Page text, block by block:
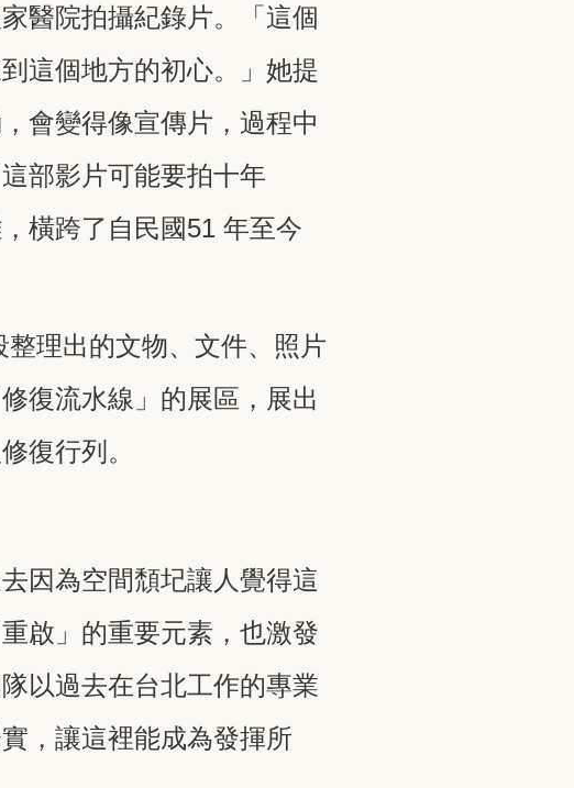
醫院拍攝紀錄片。「這個
這個地方的初心。」她提
會變得像宣傳片，過程中
部影片可能要拍十年
橫跨了自民國51 年至今
理出的文物、文件、照片
復流水線」的展區，展出
復行列。
因為空間頹圮讓人覺得這
啟」的重要元素，也激發
以過去在台北工作的專業
，讓這裡能成為發揮所